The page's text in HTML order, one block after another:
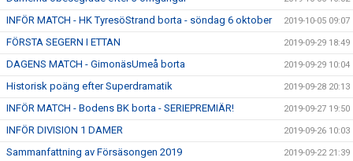
INFÖR MATCH - HK TyresöStrand borta - söndag 6 oktober 2019-10-05 09:07
FÖRSTA SEGERN I ETTAN 2019-09-29 18:49
DAGENS MATCH - GimonäsUmeå borta 2019-09-29 10:04
Historisk poäng efter Superdramatik 2019-09-28 20:13
INFÖR MATCH - Bodens BK borta - SERIEPREMIÄR! 2019-09-27 19:50
INFÖR DIVISION 1 DAMER 2019-09-26 10:03
Sammanfattning av Försäsongen 2019 2019-09-22 21:39